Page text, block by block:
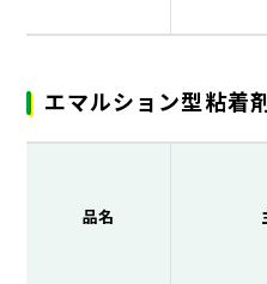
エマルション型粘着
品名